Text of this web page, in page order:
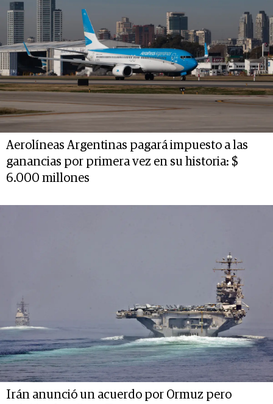
Aerolíneas Argentinas pagará impuesto a las
ganancias por primera vez en su historia: $
6.000 millones
Irán anunció un acuerdo por Ormuz pero